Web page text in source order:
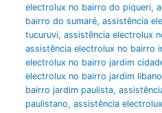
electrolux no bairro do piqueri,
bairro do sumaré, assistência
tucuruvi, assistência electrolux
assistência electrolux no bairro
electrolux no bairro jardim
electrolux no bairro jardim libano
bairro jardim paulista,
paulistano, assistência